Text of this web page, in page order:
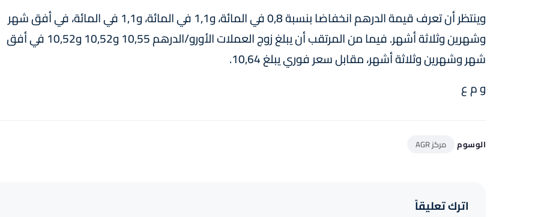
وينتظر أن تعرف قيمة الدرهم انخفاضا بنسبة 0,8 في المائة، و1,1 في المائة، و1,1 في المائة، في أفق شهر
وشهرين وثلاثة أشهر. فيما من المرتقب أن يبلغ زوج العملات الأورو/الدرهم 10,55 و10,52 و10,52 في أفق
شهر وشهرين وثلاثة أشهر، مقابل سعر فوري يبلغ 10,64.
و م ع
الوسوم مركز AGR
اترك تعليقاً